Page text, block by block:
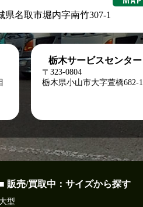
県名取市堀内字南竹307-1
栃木サービスセンター
〒323-0804
栃木県小山市大字萱橋682-1
■ 販売/買取中：サイズから探す
大型